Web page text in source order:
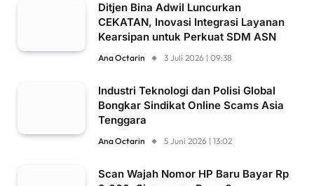
Ditjen Bina Adwil Luncurkan
CEKATAN, Inovasi Integrasi Layanan
Kearsipan untuk Perkuat SDM ASN
Ana Octarin 3 Juli 2026 | 09:38
Industri Teknologi dan Polisi Global
Bongkar Sindikat Online Scams Asia
Tenggara
Ana Octarin 5 Juni 2026 | 13:02
Scan Wajah Nomor HP Baru Bayar Rp